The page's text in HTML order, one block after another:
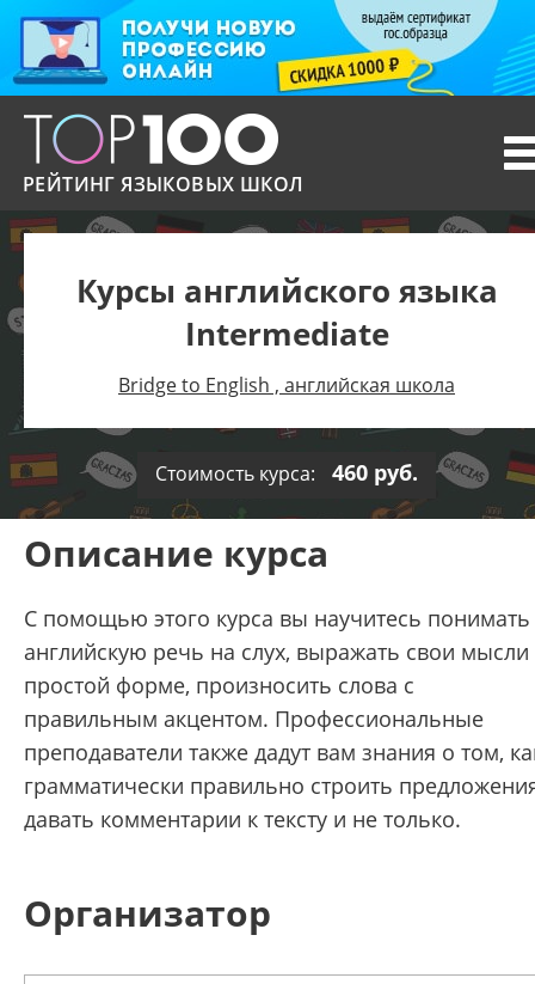
РЕЙТИНГ ЯЗЫКОВЫХ ШКОЛ
Курсы английского языка
Intermediate
Bridge to English , английская школа
Стоимость курса: 460 руб.
Описание курса
С помощью этого курса вы научитесь понимать
английскую речь на слух, выражать свои мысли
простой форме, произносить слова с
правильным акцентом. Профессиональные
преподаватели также дадут вам знания о том,
грамматически правильно строить
давать комментарии к тексту и не только.
Организатор